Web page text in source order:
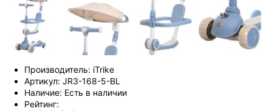
Производитель: iTrike
Артикул: JR3-168-5-BL
Наличие: Есть в наличии
Рейтинг: